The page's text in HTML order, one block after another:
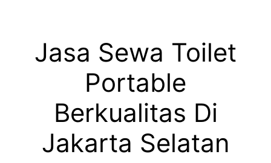
Jasa Sewa Toilet
Portable
Berkualitas Di
Jakarta Selatan